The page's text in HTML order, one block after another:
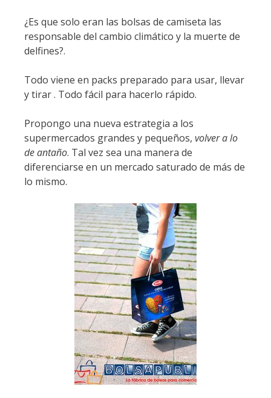
¿Es que solo eran las bolsas de camiseta las
responsable del cambio climático y la muerte de
delfines?.
Todo viene en packs preparado para usar, llevar
y tirar . Todo fácil para hacerlo rápido.
Propongo una nueva estrategia a los
supermercados grandes y pequeños, volver a lo
de antaño. Tal vez sea una manera de
diferenciarse en un mercado saturado de más de
lo mismo.